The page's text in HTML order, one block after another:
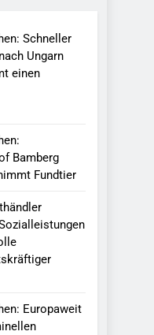
Schneller
Ungarn
einen
Bamberg
Fundtier
Europaweit